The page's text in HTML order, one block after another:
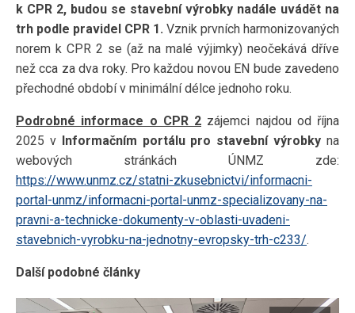
k CPR 2, budou se stavební výrobky nadále uvádět na
trh podle pravidel CPR 1. Vznik prvních harmonizovaných
norem k CPR 2 se (až na malé výjimky) neočekává dříve
než cca za dva roky. Pro každou novou EN bude zavedeno
přechodné období v minimální délce jednoho roku.
Podrobné informace o CPR 2 zájemci najdou od října
2025 v Informačním portálu pro stavební výrobky na
webových stránkách ÚNMZ zde:
https://www.unmz.cz/statni-zkusebnictvi/informacni-
portal-unmz/informacni-portal-unmz-specializovany-na-
pravni-a-technicke-dokumenty-v-oblasti-uvadeni-
stavebnich-vyrobku-na-jednotny-evropsky-trh-c233/.
Další podobné články